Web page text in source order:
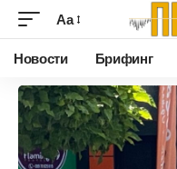
Аа
Новости Брифинг